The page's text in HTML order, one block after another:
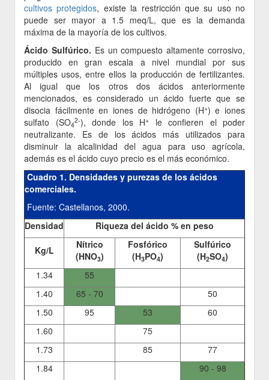
cultivos protegidos, existe la restricción que su uso no
puede ser mayor a 1.5 meq/L, que es la demanda
máxima de la mayoría de los cultivos.
Ácido Sulfúrico. Es un compuesto altamente corrosivo,
producido en gran escala a nivel mundial por sus
múltiples usos, entre ellos la producción de fertilizantes.
Al igual que los otros dos ácidos anteriormente
mencionados, es considerado un ácido fuerte que se
disocia fácilmente en iones de hidrógeno (H+) e iones
sulfato (SO4
2-), donde los H+
le confieren el poder
neutralizante. Es de los ácidos más utilizados para
disminuir la alcalinidad del agua para uso agrícola,
además es el ácido cuyo precio es el más económico.
Cuadro 1. Densidades y purezas de los ácidos
comerciales.
Fuente: Castellanos, 2000.
Densidad
Riqueza del ácido % en peso
Kg/L
Nítrico
(HNO3)
Fosfórico
(H3PO4)
Sulfúrico
(H2SO4)
1.34
55
1.40
65 - 70
50
1.50
95 53
60
1.60
75
1.73
85
77
1.84
90 - 98